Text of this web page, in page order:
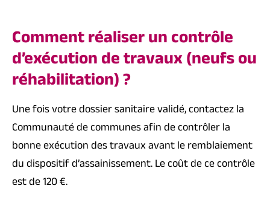
Comment réaliser un contrôle
d’exécution de travaux (neufs ou
réhabilitation) ?
Une fois votre dossier sanitaire validé, contactez la
Communauté de communes afin de contrôler la
bonne exécution des travaux avant le remblaiement
du dispositif d’assainissement. Le coût de ce contrôle
est de 120 €.